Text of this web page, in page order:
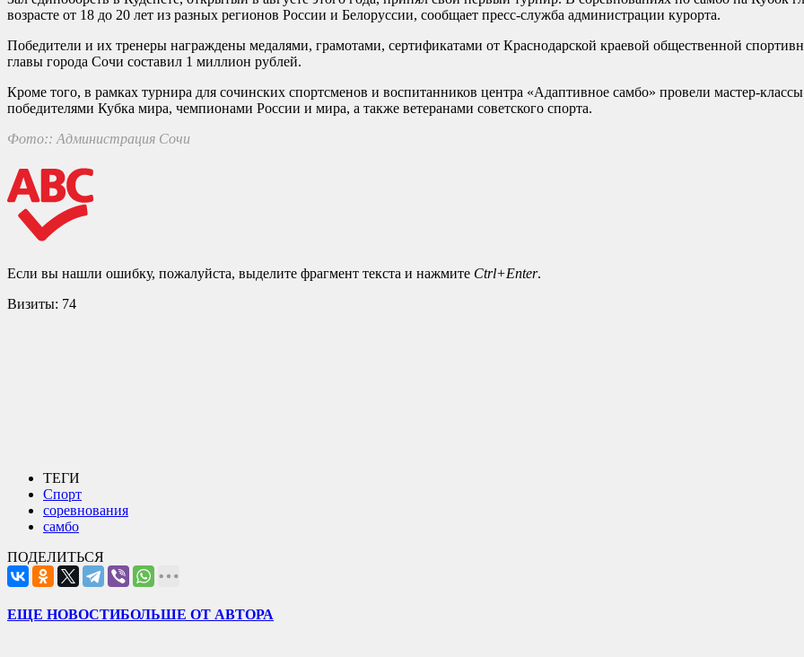
возрасте от 18 до 20 лет из разных регионов России и Белоруссии, сообщает пресс-служба администрации курорта.
Победители и их тренеры награждены медалями, грамотами, сертификатами от Краснодарской краевой общественной
главы города Сочи составил 1 миллион рублей.
Кроме того, в рамках турнира для сочинских спортсменов и воспитанников центра «Адаптивное самбо» провели мастер-
победителями Кубка мира, чемпионами России и мира, а также ветеранами советского спорта.
Фото:: Администрация Сочи
Если вы нашли ошибку, пожалуйста, выделите фрагмент текста и нажмите Ctrl+Enter.
Визиты: 74
ТЕГИ
Спорт
соревнования
самбо
ПОДЕЛИТЬСЯ
ЕЩЕ НОВОСТИБОЛЬШЕ ОТ АВТОРА